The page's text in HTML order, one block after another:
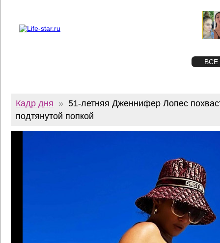
ВСЕ
Кадр дня » 51-летняя Дженнифер Лопес
подтянутой попкой